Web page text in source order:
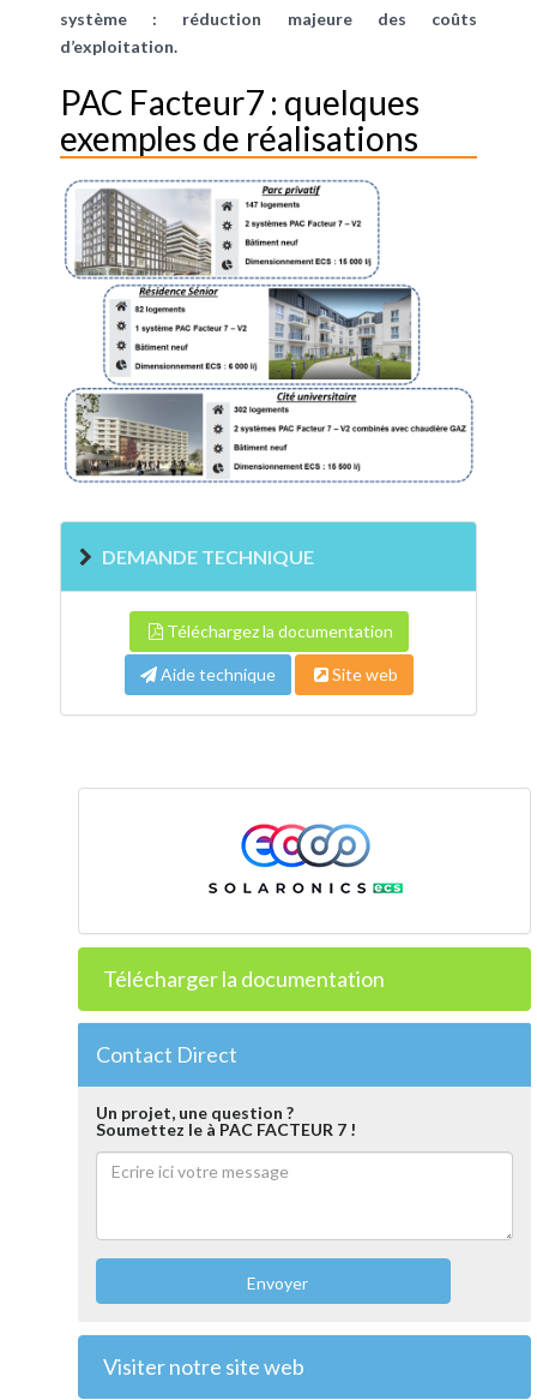
système : réduction majeure des coûts
d’exploitation.
PAC Facteur7 : quelques
exemples de réalisations
DEMANDE TECHNIQUE
Téléchargez la documentation
Aide technique Site web
Télécharger la documentation
Contact Direct
Un projet, une question ?
Soumettez le à PAC FACTEUR 7 !
Envoyer
Visiter notre site web